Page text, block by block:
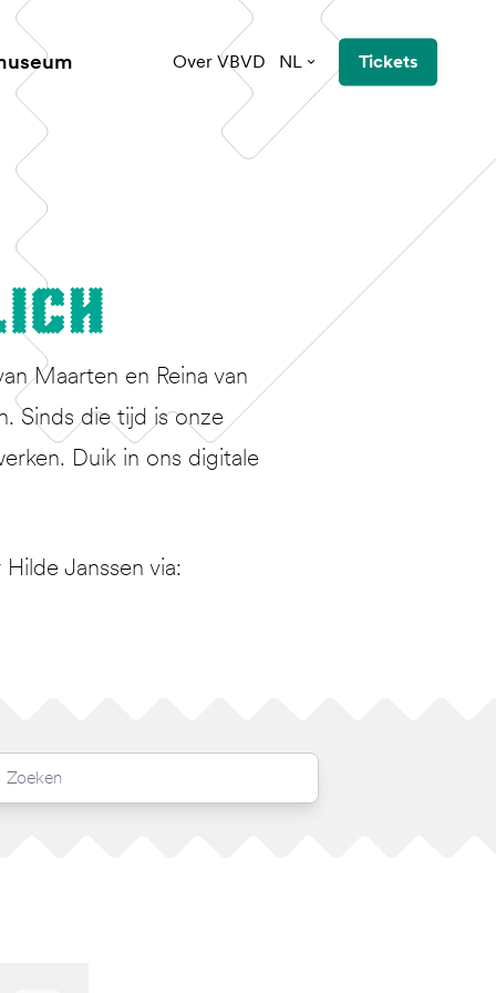
Over VBVD NL Tickets
Maarten en Reina van
Sinds die tijd is onze
Duik in ons digitale
Janssen via: